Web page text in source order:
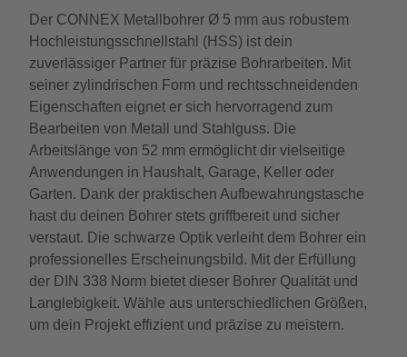
Der CONNEX Metallbohrer Ø 5 mm aus robustem
Hochleistungsschnellstahl (HSS) ist dein
zuverlässiger Partner für präzise Bohrarbeiten. Mit
seiner zylindrischen Form und rechtsschneidenden
Eigenschaften eignet er sich hervorragend zum
Bearbeiten von Metall und Stahlguss. Die
Arbeitslänge von 52 mm ermöglicht dir vielseitige
Anwendungen in Haushalt, Garage, Keller oder
Garten. Dank der praktischen Aufbewahrungstasche
hast du deinen Bohrer stets griffbereit und sicher
verstaut. Die schwarze Optik verleiht dem Bohrer ein
professionelles Erscheinungsbild. Mit der Erfüllung
der DIN 338 Norm bietet dieser Bohrer Qualität und
Langlebigkeit. Wähle aus unterschiedlichen Größen,
um dein Projekt effizient und präzise zu meistern.